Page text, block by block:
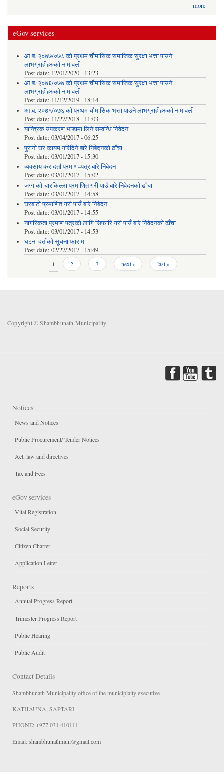
more
eGov services
आ.ब. २०७७/०७८ को प्रथम चौमासिक समाजिक सुरक्षा भत्ता पाउने
लाभग्राहीहरुको नामावली
Post date: 12/01/2020 - 13:23
आ.ब. २०७६/०७७ को प्रथम चौमासिक समाजिक सुरक्षा भत्ता पाउने
लाभग्राहीहरुको नामावली
Post date: 11/12/2019 - 18:14
आ.ब. २०७५/०७६ को प्रथम चौमासिक भत्ता पाउने लाभग्राहीहरुको नामावली
Post date: 11/27/2018 - 11:03
यान्त्रिक उपकरण भाडामा लिने सम्वन्धि निवेदन
Post date: 03/04/2017 - 06:25
पुरानो घर कायम गरिदिने बारे निबेदनको ढाँचा
Post date: 03/01/2017 - 15:30
व्यवसाय कर दर्ता प्रमाण–पत्र बारे निबेदन
Post date: 03/01/2017 - 15:02
जग्गाको चारकिल्ला प्रमाणित गरी पाउँ बारे निवेदनको ढाँचा
Post date: 03/01/2017 - 14:58
घरबाटो प्रमाणित गरी पाउँ बारे निबेदन
Post date: 03/01/2017 - 14:55
नागरिकता प्रमाण पत्रको लागि सिफारि गरी पाउँ बारे निवेदनको ढाँचा
Post date: 03/01/2017 - 14:53
घटना दर्ताको सूचना फाराम
Post date: 02/27/2017 - 15:49
1 2 3 next › last »
Copyright © Shambhunath Municipality
Notices
News and Notices
Public Procurement/ Tender Notices
Act, law and directives
Tax and Fees
eGov services
Vital Registration
Social Security
Citizen Charter
Application Letter
Reports
Annual Progress Report
Trimester Progress Report
Public Hearing
Public Audit
Contact Details
Shambhunath Municipality office of the municiplaity executive
KATHAUNA, SAPTARI
PHONE: +977 031 410111
Email: shambhunathmun@gmail.com